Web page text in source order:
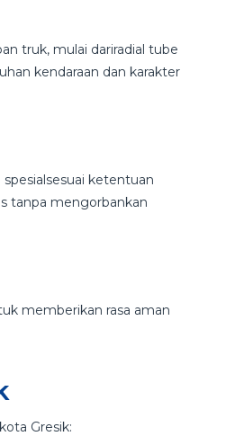
truk, mulai dariradial tube
kendaraan dan karakter
ketentuan
tanpa mengorbankan
memberikan rasa aman
Gresik: